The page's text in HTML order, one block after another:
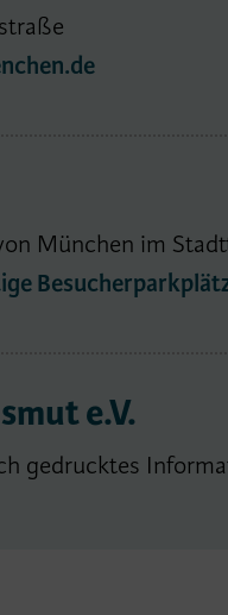
München im
e.V.
gedrucktes